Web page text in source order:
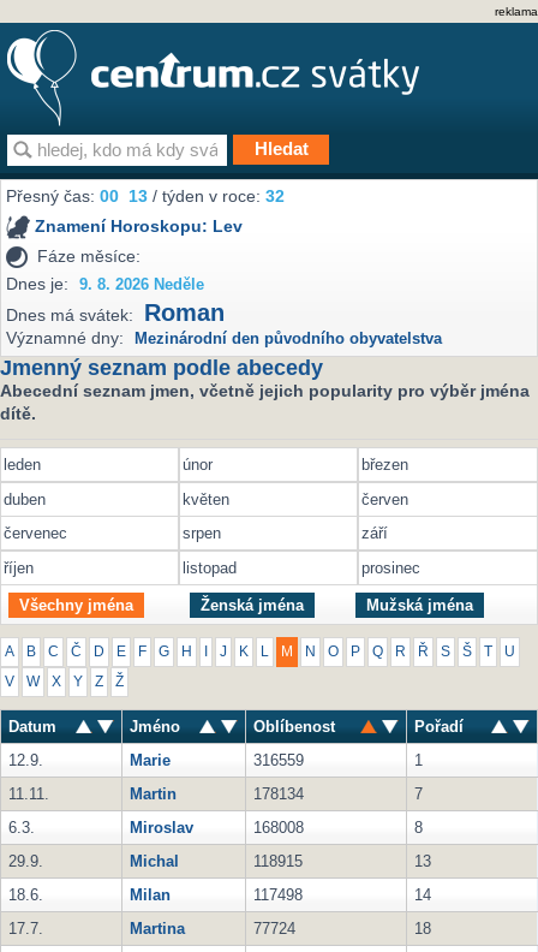
reklama
Přesný čas:00 13 / týden v roce:32
Znamení Horoskopu: Lev
Fáze měsíce:
Dnes je:
9. 8. 2026 Neděle
Dnes má svátek: Roman
Významné dny: Mezinárodní den původního obyvatelstva
Jmenný seznam podle abecedy
Abecední seznam jmen, včetně jejich popularity pro výběr jména
dítě.
leden únor
březen
duben
květen
červen
červenec
srpen
září
říjen
listopad prosinec
Všechny jména Ženská jména Mužská jména
A B C Č D E F G H J K M N O P Q R Ř S Š U
V W X Y Z Ž
Datum Jméno Oblíbenost
Pořadí
12.9.
Marie 316559
1
11.11.
Martin 178134
7
6.3.
Miroslav 168008
8
29.9.
Michal 118915
13
18.6.
Milan 117498
14
17.7.
Martina 77724
18